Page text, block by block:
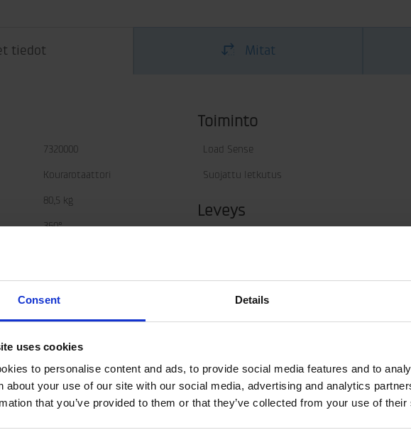
Consent Details
uses cookies
to personalise content and ads, to provide social media features and to
about your use of our site with our social media, advertising and analytics
that you’ve provided to them or that they’ve collected from your use of
tiedot Mitat
7320000
Kourarotaattori
80,5 kg
360°
3000 Nm
25 MPa
30 MPa
Toiminto
Load Sense
Suojattu letkutus
Leveys